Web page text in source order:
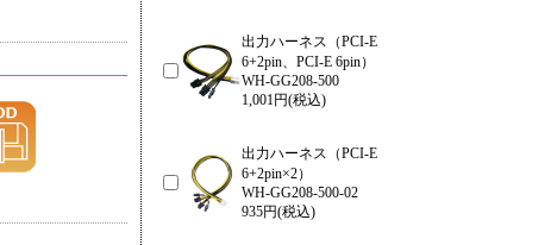
出力ハーネス（PCI-E
6+2pin、PCI-E 6pin）
WH-GG208-500
1,001円(税込)
出力ハーネス（PCI-E
6+2pin×2）
WH-GG208-500-02
935円(税込)